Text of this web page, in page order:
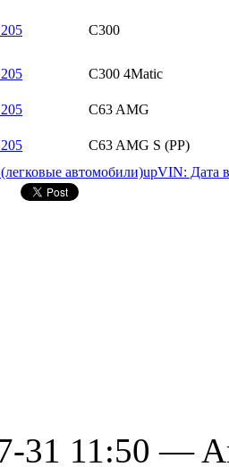
C300
C300 4Matic
C63 AMG
C63 AMG S (PP)
автомобили)upVIN: Дата
31 11:50 —